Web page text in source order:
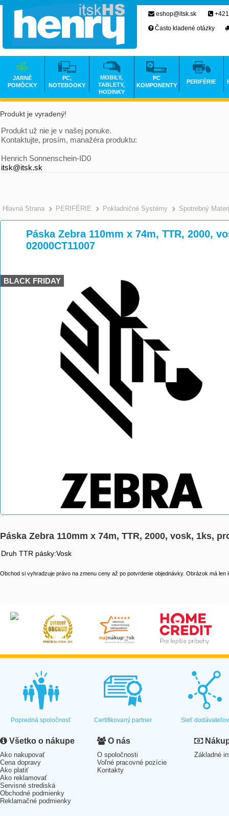
Produkt je vyradený!
Produkt už nie je v našej ponuke.
Kontaktujte, prosím, manažéra produktu:
Henrich Sonnenschein-ID0
itsk@itsk.sk
Hlavná Strana >
PERIFÉRIE >
Pokladničné Systémy Spotrebný
Páska Zebra 110mm x 74m, TTR, 2000,
02000CT11007
BLACK FRIDAY
Páska Zebra 110mm x 74m, TTR, 2000, vosk, 1ks,
Druh TTR pásky:Vosk
Obchod si vyhradzuje právo na zmenu ceny až po potvrdenie objednávky. Obrázok má len
eshop@itsk.sk
Často kladené otázky
JARNÉ
POMÔCKY
PC,
NOTEBOOKY
MOBILY,
TABLETY,
HODINKY
PC
KOMPONENTY
PERIFÉRIE
Popredná spoločnosť Certifikovaný partner Sieť dodávateľov
Všetko o nákupe
Ako nakupovať
Cena dopravy
Ako platiť
Ako reklamovať
Servisné strediská
Obchodné podmienky
Reklamačné podmienky
O nás
O spoločnosti
Voľné pracovné pozície
Kontakty
Základné